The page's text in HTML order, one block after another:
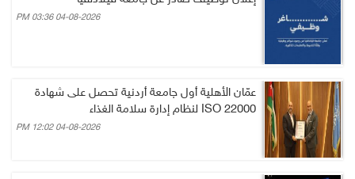
04-08-2026 03:36 PM
عمّان الأهلية أول جامعة أردنية تحصل على شهادة
ISO 22000 لنظام إدارة سلامة الغذاء
04-08-2026 12:02 PM